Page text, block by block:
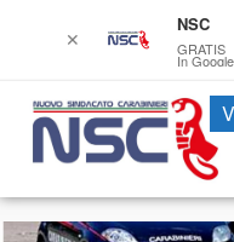
✕
NSC
GRATIS
In